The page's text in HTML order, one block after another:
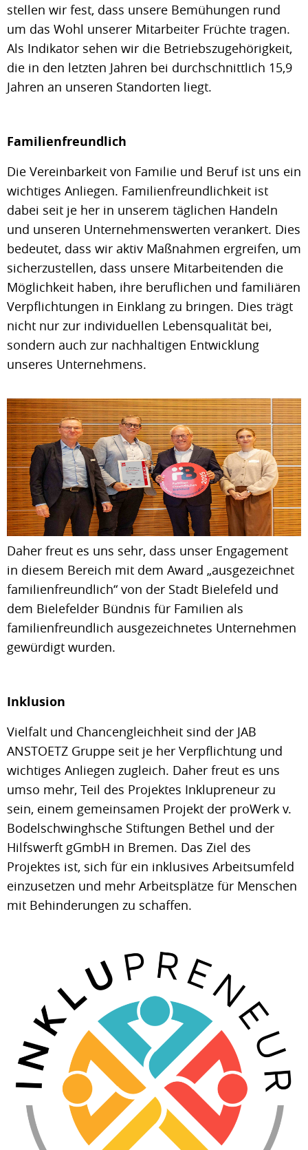
stellen wir fest, dass unsere Bemühungen rund
um das Wohl unserer Mitarbeiter Früchte tragen.
Als Indikator sehen wir die Betriebszugehörigkeit,
die in den letzten Jahren bei durchschnittlich 15,9
Jahren an unseren Standorten liegt.
Familienfreundlich
Die Vereinbarkeit von Familie und Beruf ist uns ein
wichtiges Anliegen. Familienfreundlichkeit ist
dabei seit je her in unserem täglichen Handeln
und unseren Unternehmenswerten verankert. Dies
bedeutet, dass wir aktiv Maßnahmen ergreifen, um
sicherzustellen, dass unsere Mitarbeitenden die
Möglichkeit haben, ihre beruflichen und familiären
Verpflichtungen in Einklang zu bringen. Dies trägt
nicht nur zur individuellen Lebensqualität bei,
sondern auch zur nachhaltigen Entwicklung
unseres Unternehmens.
Daher freut es uns sehr, dass unser Engagement
in diesem Bereich mit dem Award „ausgezeichnet
familienfreundlich“ von der Stadt Bielefeld und
dem Bielefelder Bündnis für Familien als
familienfreundlich ausgezeichnetes Unternehmen
gewürdigt wurden.
Inklusion
Vielfalt und Chancengleichheit sind der JAB
ANSTOETZ Gruppe seit je her Verpflichtung und
wichtiges Anliegen zugleich. Daher freut es uns
umso mehr, Teil des Projektes Inklupreneur zu
sein, einem gemeinsamen Projekt der proWerk v.
Bodelschwinghsche Stiftungen Bethel und der
Hilfswerft gGmbH in Bremen. Das Ziel des
Projektes ist, sich für ein inklusives Arbeitsumfeld
einzusetzen und mehr Arbeitsplätze für Menschen
mit Behinderungen zu schaffen.